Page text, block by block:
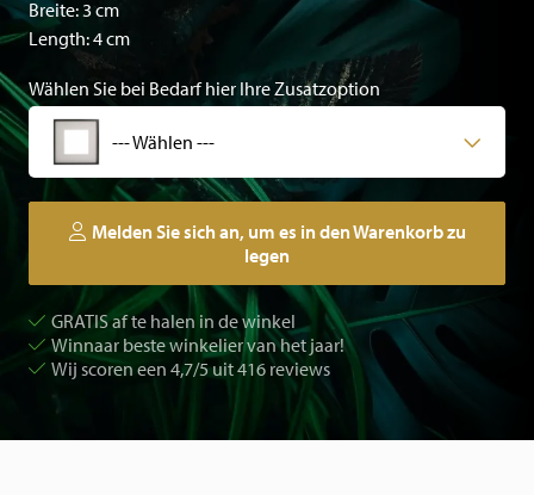
Breite: 3 cm
Length: 4 cm
Wählen Sie bei Bedarf hier Ihre Zusatzoption
--- Wählen ---
Melden Sie sich an, um es in den Warenkorb zu
legen
GRATIS af te halen in de winkel
Winnaar beste winkelier van het jaar!
Wij scoren een 4,7/5 uit 416 reviews